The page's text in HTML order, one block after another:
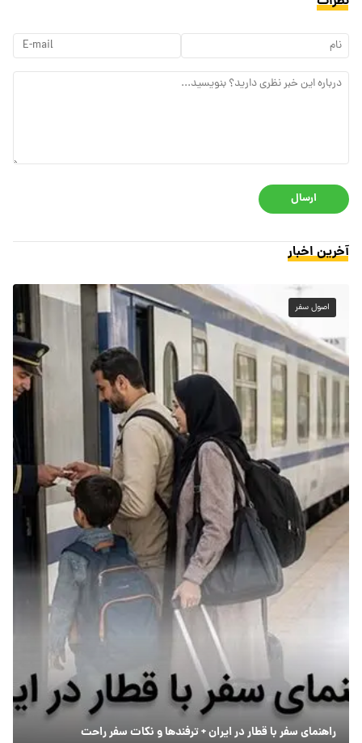
ارسال
آخرین اخبار
اصول سفر
راهنمای سفر با قطار در ایران + ترفندها و نکات سفر راحت